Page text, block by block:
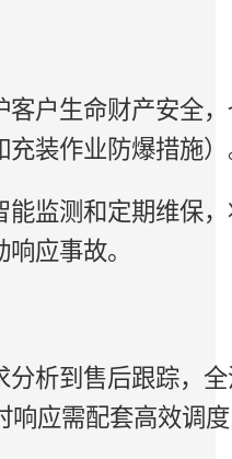
客户生命财产安全
充装作业防爆措施
能监测和定期维保
应事故。
分析到售后跟踪，
响应需配套高效调